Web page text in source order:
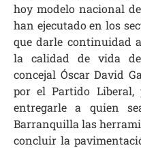
hoy modelo nacional
han ejecutado en los
que darle continuidad
la calidad de vida
concejal Óscar David
por el Partido
entregarle a quien
Barranquilla las
concluir la